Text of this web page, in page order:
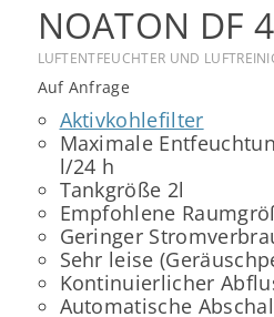
NOATON DF
LUFTENTFEUCHTER UND
Auf Anfrage
Aktivkohlefilter
Maximale
l/24 h
Tankgröße 2l
Empfohlene
Geringer
Sehr leise
Kontinuierlicher
Automatische